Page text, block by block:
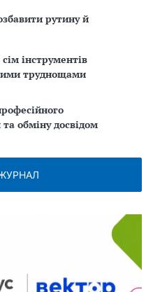
рутину й
інструментів
труднощами
обміну досвідом